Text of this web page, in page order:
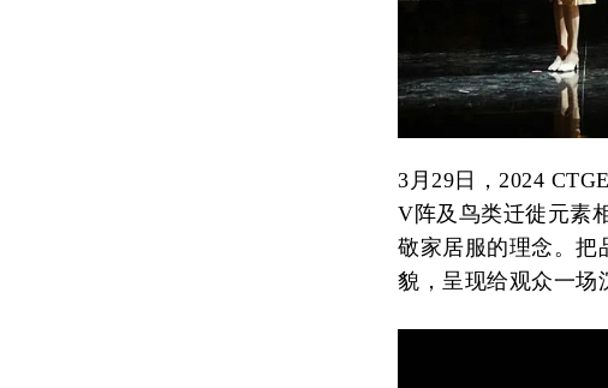
3月29日，2024
V阵及鸟类迁徙元素
敬家居服的理念。把
貌，呈现给观众一场